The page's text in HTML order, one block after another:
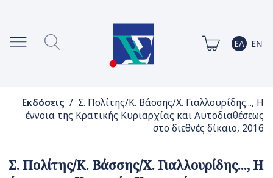
Εκδόσεις / Σ. Πολίτης/Κ. Βάσσης/Χ. Γιαλλουρίδης..., Η
έννοια της Κρατικής Κυριαρχίας και Αυτοδιαθέσεως
στο διεθνές δίκαιο, 2016
Σ. Πολίτης/Κ. Βάσσης/Χ. Γιαλλουρίδης..., Η